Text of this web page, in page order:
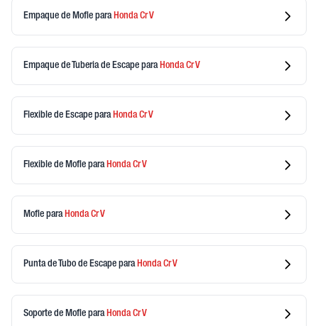
Empaque de Mofle para HondaCr V
Empaque de Tuberia de Escape para HondaCr V
Flexible de Escape para HondaCr V
Flexible de Mofle para HondaCr V
Mofle para HondaCr V
Punta de Tubo de Escape para HondaCr V
Soporte de Mofle para HondaCr V